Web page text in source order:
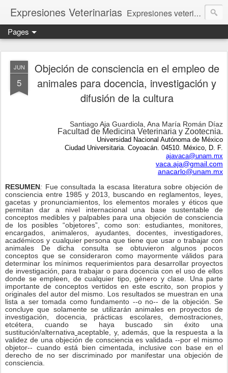
Expresiones Veterinarias Expresiones veterinarias es una publicación en linea de la biblioteca de la Facultad de Veterinaria y Zootecnia de la UNAM
Pages
JUN
5
Objeción de consciencia en el empleo de
animales para docencia, investigación y
difusión de la cultura
Santiago Aja Guardiola, Ana María Román Díaz
Facultad de Medicina Veterinaria y Zootecnia.
Universidad Nacional Autónoma de México
Ciudad Universitaria. Coyoacán. 04510. México, D. F.
ajavaca@unam.mx
vaca.aja@gmail.com
anacarlo@unam.mx
RESUMEN: Fue consultada la escasa literatura sobre objeción de
consciencia entre 1985 y 2013, buscando en reglamentos, leyes,
gacetas y pronunciamientos, los elementos morales y éticos que
permitan dar a nivel internacional una base sustentable de
conceptos medibles y palpables para una objeción de consciencia
de los posibles “objetores”, como son: estudiantes, monitores,
encargados, animaleros, ayudantes, docentes, investigadores,
académicos y cualquier persona que tiene que usar o trabajar con
animales De dicha consulta se obtuvieron algunos pocos
conceptos que se consideraron como mayormente válidos para
determinar los mínimos requerimientos para desarrollar proyectos
de investigación, para trabajar o para docencia con el uso de ellos
donde se empleen, de cualquier tipo, género y clase. Una parte
importante de conceptos vertidos en este escrito, son propios y
originales del autor del mismo. Los resultados se muestran en una
lista a ser tomada como fundamento --o no-- de la objeción. Se
concluye que solamente se utilizarán animales en proyectos de
investigación, docencia, prácticas escolares, demostraciones,
etcétera, cuando se haya buscado sin éxito una
sustitución/alternativa aceptable, y, además, que la respuesta a la
validez de una objeción de consciencia es validada --por el mismo
objetor-- cuando está bien cimentada, inclusive con base en el
derecho de no ser discriminado por manifestar una objeción de
consciencia.